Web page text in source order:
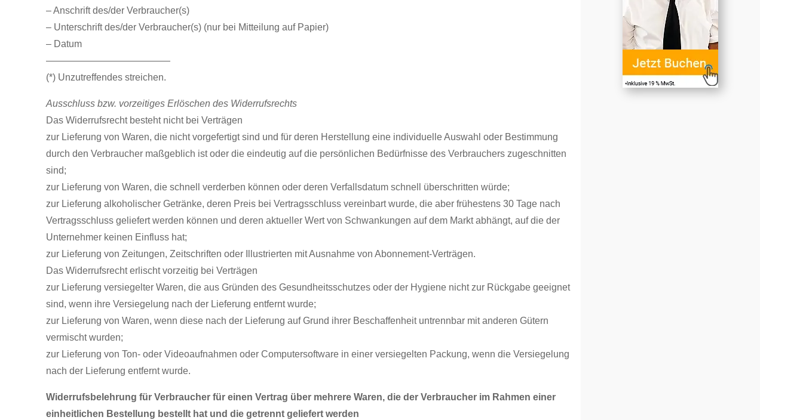
– Anschrift des/der Verbraucher(s)
– Unterschrift des/der Verbraucher(s) (nur bei Mitteilung auf Papier)
– Datum
—————————————
(*) Unzutreffendes streichen.
Ausschluss bzw. vorzeitiges Erlöschen des Widerrufsrechts
Das Widerrufsrecht besteht nicht bei Verträgen
zur Lieferung von Waren, die nicht vorgefertigt sind und für deren Herstellung eine individuelle Auswahl oder Bestimmung
durch den Verbraucher maßgeblich ist oder die eindeutig auf die persönlichen Bedürfnisse des Verbrauchers zugeschnitten
sind;
zur Lieferung von Waren, die schnell verderben können oder deren Verfallsdatum schnell überschritten würde;
zur Lieferung alkoholischer Getränke, deren Preis bei Vertragsschluss vereinbart wurde, die aber frühestens 30 Tage nach
Vertragsschluss geliefert werden können und deren aktueller Wert von Schwankungen auf dem Markt abhängt, auf die der
Unternehmer keinen Einfluss hat;
zur Lieferung von Zeitungen, Zeitschriften oder Illustrierten mit Ausnahme von Abonnement-Verträgen.
Das Widerrufsrecht erlischt vorzeitig bei Verträgen
zur Lieferung versiegelter Waren, die aus Gründen des Gesundheitsschutzes oder der Hygiene nicht zur Rückgabe geeignet
sind, wenn ihre Versiegelung nach der Lieferung entfernt wurde;
zur Lieferung von Waren, wenn diese nach der Lieferung auf Grund ihrer Beschaffenheit untrennbar mit anderen Gütern
vermischt wurden;
zur Lieferung von Ton- oder Videoaufnahmen oder Computersoftware in einer versiegelten Packung, wenn die Versiegelung
nach der Lieferung entfernt wurde.
Widerrufsbelehrung für Verbraucher für einen Vertrag über mehrere Waren, die der Verbraucher im Rahmen einer
einheitlichen Bestellung bestellt hat und die getrennt geliefert werden